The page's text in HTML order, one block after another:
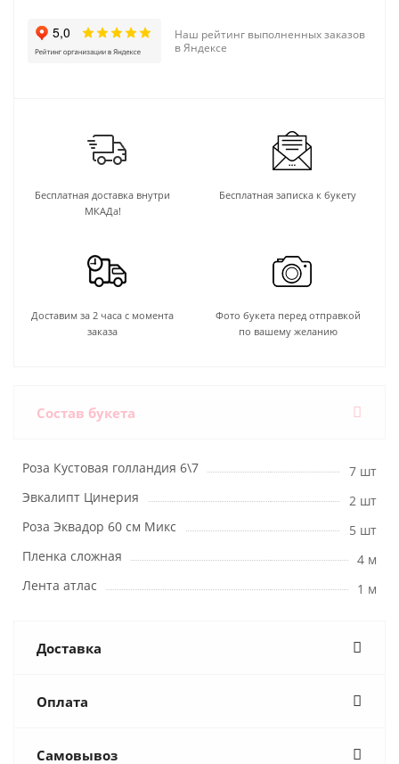
Наш рейтинг выполненных заказов
в Яндексе
Бесплатная доставка внутри
МКАДа!
Бесплатная записка к букету
Доставим за 2 часа с момента
заказа
Фото букета перед отправкой
по вашему желанию
Состав букета
Роза Кустовая голландия 6\7
7 шт
Эвкалипт Цинерия
2 шт
Роза Эквадор 60 см Микс
5 шт
Пленка сложная
4 м
Лента атлас
1 м
Доставка
Оплата
Самовывоз